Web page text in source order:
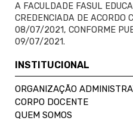
A FACULDADE FASUL
CREDENCIADA DE ACORDO
08/07/2021, CONFORME
09/07/2021.
INSTITUCIONAL
ORGANIZAÇÃO
CORPO DOCENTE
QUEM SOMOS